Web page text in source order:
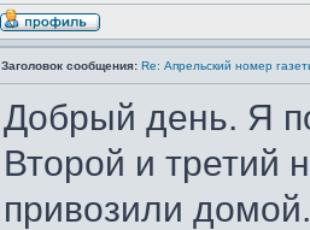
Заголовок сообщения: Re: Апрельский номер
Добрый день. Я
Второй и третий
привозили